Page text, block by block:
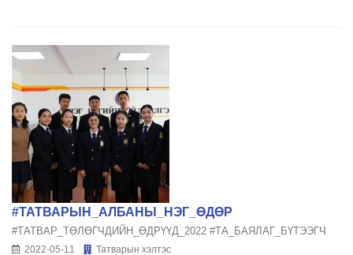
#ТАТВАРЫН_АЛБАНЫ_НЭГ_ӨДӨР
#ТАТВАР_ТӨЛӨГЧДИЙН_ӨДРҮҮД_2022 #ТА_БАЯЛАГ_БҮТЭЭГЧ
2022-05-11 Татварын хэлтэс